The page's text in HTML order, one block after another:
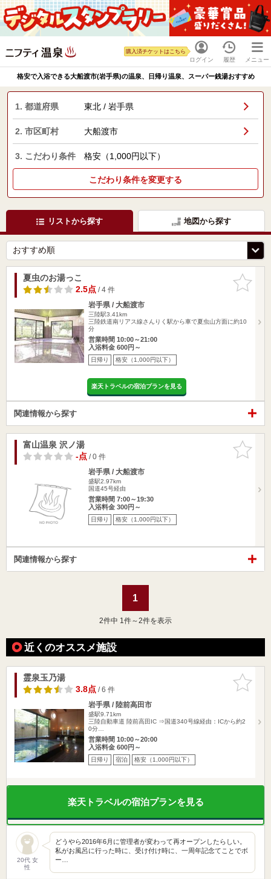
ログイン
購入済チケットはこちら
履歴 メニュー
格安で入浴できる大船渡市(岩手県)の温泉、日帰り温泉、スーパー銭湯おすすめ
1. 都道府県 東北 / 岩手県
2. 市区町村 大船渡市
3. こだわり条件 格安（1,000円以下）
こだわり条件を変更する
リストから探す 地図から探す
お気に入
りに追加
夏虫のお湯っこ
2.5点/ 4 件
岩手県 / 大船渡市
三陸駅3.41km
三陸鉄道南リアス線さんりく駅から車で夏虫山方面に約10
分
営業時間 10:00～21:00
入浴料金 600円～
日帰り 格安（1,000円以下）
楽天トラベルの宿泊プランを見る
関連情報から探す
お気に入
りに追加
富山温泉 沢ノ湯
-点/ 0 件
岩手県 / 大船渡市
盛駅2.97km
国道45号経由
営業時間 7:00～19:30
入浴料金 300円～
日帰り 格安（1,000円以下）
関連情報から探す
1
2件中 1件～2件を表示
近くのオススメ施設
お気に入
りに追加
霊泉玉乃湯
3.8点/ 6 件
岩手県 / 陸前高田市
盛駅9.71km
三陸自動車道 陸前高田IC ⇒国道340号線経由：ICから約2
0分…
営業時間 10:00～20:00
入浴料金 600円～
日帰り 宿泊 格安（1,000円以下）
楽天トラベルの宿泊プランを見る
20代 女
性
どうやら2016年6月に管理者が変わって再オープンしたらしい。
私がお風呂に行った時に、受け付け時に、一周年記念てことでボ
ー…